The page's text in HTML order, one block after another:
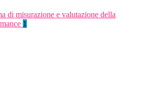
di misurazione e valutazione della
1